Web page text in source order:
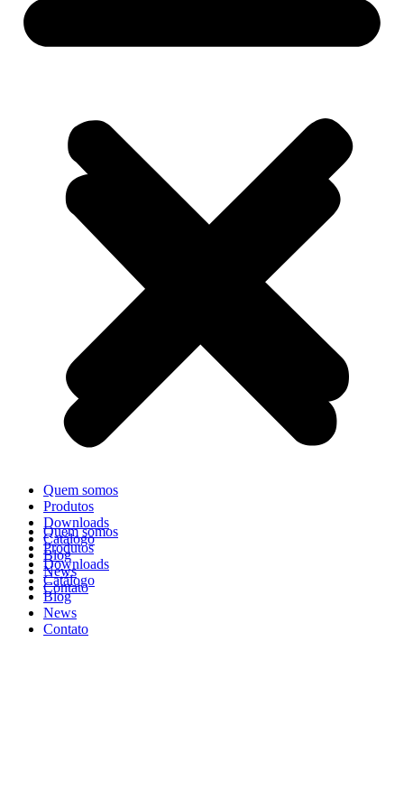
Quem somos
Produtos
Downloads
Catálogo
Blog
News
Contato
Quem somos
Produtos
Downloads
Catálogo
Blog
News
Contato